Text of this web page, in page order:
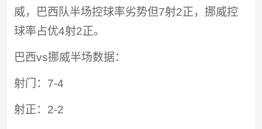
威，巴西队半场控球率劣势但7射2正，挪威控
球率占优4射2正。
巴西vs挪威半场数据：
射门：7-4
射正：2-2